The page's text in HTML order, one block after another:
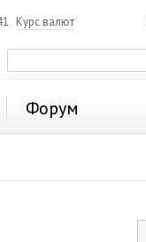
Курс валют
Форум